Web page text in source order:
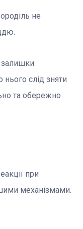
не
нього слід зняти
та обережно
при
механізмами.